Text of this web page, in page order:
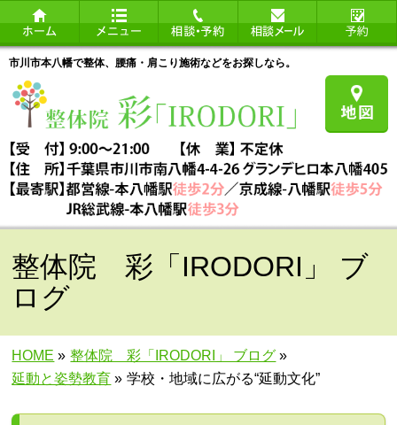
市川市本八幡で整体、腰痛・肩こり施術などをお探しなら。
整体院 彩「IRODORI」 ブ
ログ
HOME » 整体院 彩「IRODORI」 ブログ »
延動と姿勢教育 » 学校・地域に広がる“延動文化”